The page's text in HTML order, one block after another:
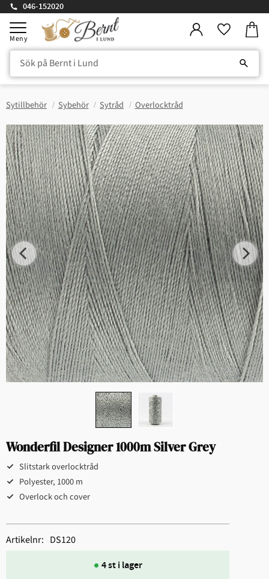
Meny
046-152020
Sytillbehör Sybehör Sytråd Overlocktråd
Wonderfil Designer 1000m Silver Grey
Slitstark overlocktråd
Polyester, 1000 m
Overlock och cover
4 st i lager
Artikelnr DS120